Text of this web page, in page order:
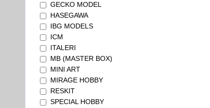
GECKO MODEL
HASEGAWA
IBG MODELS
ICM
ITALERI
MB (MASTER BOX)
MINI ART
MIRAGE HOBBY
RESKIT
SPECIAL HOBBY